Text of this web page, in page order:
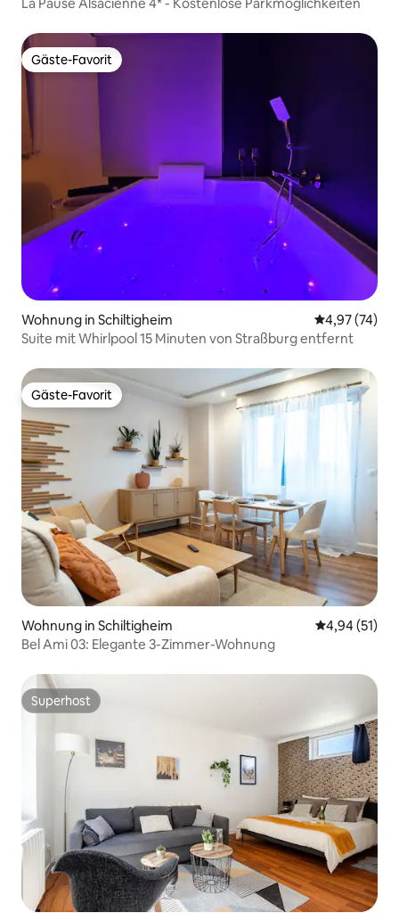
La Pause Alsacienne 4* - Kostenlose Parkmöglichkeiten
Gäste-Favorit
Gäste-Favorit
Wohnung in Schiltigheim
4,97 (74)
Suite mit Whirlpool 15 Minuten von Straßburg entfernt
Gäste-Favorit
Gäste-Favorit
Wohnung in Schiltigheim
4,94 (51)
Bel Ami 03: Elegante 3-Zimmer-Wohnung
Superhost
Superhost